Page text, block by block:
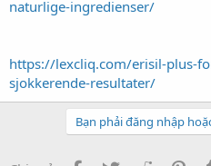
naturlige-ingredienser/
https://lexcliq.com/erisil-plus-
sjokkerende-resultater/
Bạn phải đăng nhập